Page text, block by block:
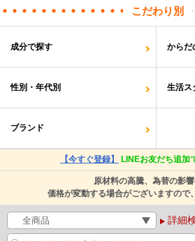
こだわり別
成分で探す からだ
性別・年代別 生活ス
ブランド
【今すぐ登録】 LINEお友だち追加
原材料の高騰、為替の影
価格が変動する場合がございますので
詳細